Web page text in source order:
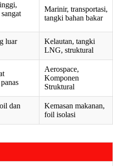
Marinir, transportasi,
tangki bahan bakar
luar
Kelautan, tangki
LNG, struktural
Aerospace,
Komponen
Struktural
dan
Kemasan makanan,
foil isolasi